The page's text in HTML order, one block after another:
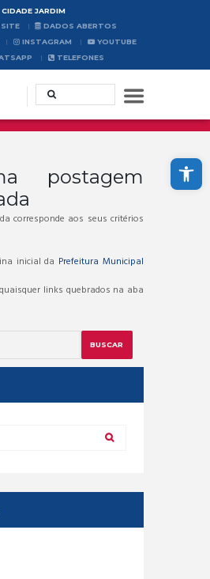
Abrir a barra de ferramentas
CIDADE JARDIM
DADOS ABERTOS
INSTAGRAM
YOUTUBE
TELEFONES
postagem
corresponde aos seus critérios
inicial da Prefeitura Municipal
links quebrados na aba